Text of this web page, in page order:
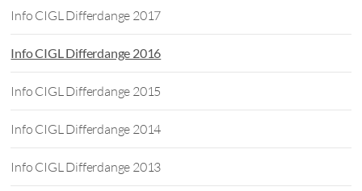
Info CIGL Differdange 2017
Info CIGL Differdange 2016
Info CIGL Differdange 2015
Info CIGL Differdange 2014
Info CIGL Differdange 2013